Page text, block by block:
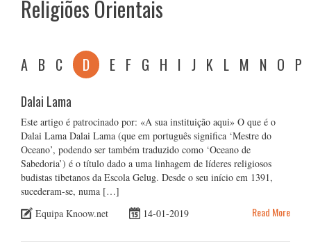
Religiões Orientais
A B C D E F G H I J K L M N O P
Dalai Lama
Este artigo é patrocinado por: «A sua instituição aqui» O que é o
Dalai Lama Dalai Lama (que em português significa ‘Mestre do
Oceano’, podendo ser também traduzido como ‘Oceano de
Sabedoria’) é o título dado a uma linhagem de líderes religiosos
budistas tibetanos da Escola Gelug. Desde o seu início em 1391,
sucederam-se, numa […]
Equipa Knoow.net
14-01-2019 Read More